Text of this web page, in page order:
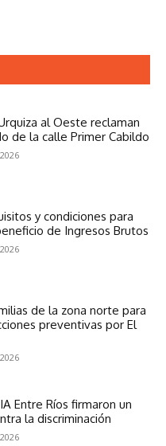
al Oeste reclaman
de la calle Primer Cabildo
y condiciones para
de Ingresos Brutos
de la zona norte para
preventivas por El
Entre Ríos firmaron un
la discriminación